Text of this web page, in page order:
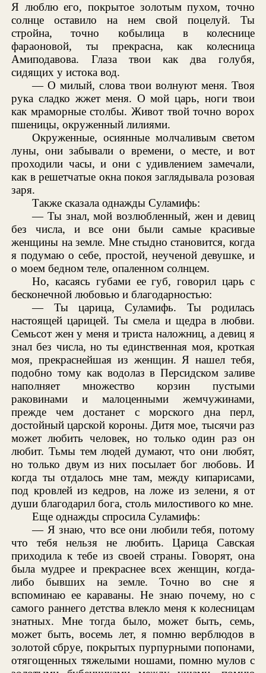
Я люблю его, покрытое золотым пухом, точно
солнце оставило на нем свой поцелуй. Ты
стройна, точно кобылица в колеснице
фараоновой, ты прекрасна, как колесница
Амиподавова. Глаза твои как два голубя,
сидящих у истока вод.
— О милый, слова твои волнуют меня. Твоя
рука сладко жжет меня. О мой царь, ноги твои
как мраморные столбы. Живот твой точно ворох
пшеницы, окруженный лилиями.
Окруженные, осиянные молчаливым светом
луны, они забывали о времени, о месте, и вот
проходили часы, и они с удивлением замечали,
как в решетчатые окна покоя заглядывала розовая
заря.
Также сказала однажды Суламифь:
— Ты знал, мой возлюбленный, жен и девиц
без числа, и все они были самые красивые
женщины на земле. Мне стыдно становится, когда
я подумаю о себе, простой, неученой девушке, и
о моем бедном теле, опаленном солнцем.
Но, касаясь губами ее губ, говорил царь с
бесконечной любовью и благодарностью:
— Ты царица, Суламифь. Ты родилась
настоящей царицей. Ты смела и щедра в любви.
Семьсот жен у меня и триста наложниц, а девиц я
знал без числа, но ты единственная моя, кроткая
моя, прекраснейшая из женщин. Я нашел тебя,
подобно тому как водолаз в Персидском заливе
наполняет множество корзин пустыми
раковинами и малоценными жемчужинами,
прежде чем достанет с морского дна перл,
достойный царской короны. Дитя мое, тысячи раз
может любить человек, но только один раз он
любит. Тьмы тем людей думают, что они любят,
но только двум из них посылает бог любовь. И
когда ты отдалось мне там, между кипарисами,
под кровлей из кедров, на ложе из зелени, я от
души благодарил бога, столь милостивого ко мне.
Еще однажды спросила Суламифь:
— Я знаю, что все они любили тебя, потому
что тебя нельзя не любить. Царица Савская
приходила к тебе из своей страны. Говорят, она
была мудрее и прекраснее всех женщин, когда-
либо бывших на земле. Точно во сне я
вспоминаю ее караваны. Не знаю почему, но с
самого раннего детства влекло меня к колесницам
знатных. Мне тогда было, может быть, семь,
может быть, восемь лет, я помню верблюдов в
золотой сбруе, покрытых пурпурными попонами,
отягощенных тяжелыми ношами, помню мулов с